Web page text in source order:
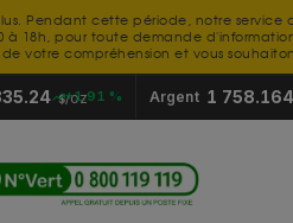
Pendant cette période, notre
à 18h, pour toute demande
de votre compréhension et vous
$/OZ
+1.91 % Argent 1